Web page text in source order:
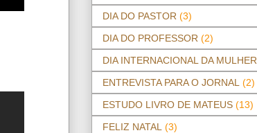
DIA DO PASTOR (3)
DIA DO PROFESSOR (2)
DIA INTERNACIONAL DA MULHER
ENTREVISTA PARA O JORNAL (2)
ESTUDO LIVRO DE MATEUS (13)
FELIZ NATAL (3)